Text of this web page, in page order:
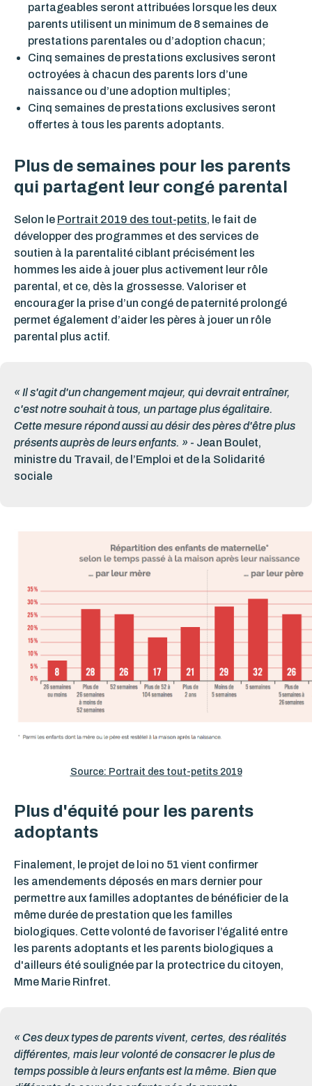
partageables seront attribuées lorsque les deux
parents utilisent un minimum de 8 semaines de
prestations parentales ou d’adoption chacun;
Cinq semaines de prestations exclusives seront
octroyées à chacun des parents lors d’une
naissance ou d’une adoption multiples;
Cinq semaines de prestations exclusives seront
offertes à tous les parents adoptants.
Plus de semaines pour les parents
qui partagent leur congé parental
Selon le Portrait 2019 des tout-petits, le fait de
développer des programmes et des services de
soutien à la parentalité ciblant précisément les
hommes les aide à jouer plus activement leur rôle
parental, et ce, dès la grossesse. Valoriser et
encourager la prise d’un congé de paternité prolongé
permet également d’aider les pères à jouer un rôle
parental plus actif.
« Il s'agit d'un changement majeur, qui devrait entraîner,
c'est notre souhait à tous, un partage plus égalitaire.
Cette mesure répond aussi au désir des pères d'être plus
présents auprès de leurs enfants. » - Jean Boulet,
ministre du Travail, de l’Emploi et de la Solidarité
sociale
Source: Portrait des tout-petits 2019
Plus d'équité pour les parents
adoptants
Finalement, le projet de loi no 51 vient confirmer
les amendements déposés en mars dernier pour
permettre aux familles adoptantes de bénéficier de la
même durée de prestation que les familles
biologiques. Cettevolonté de favoriser l’égalité entre
les parents adoptants et les parents biologiques a
d'ailleurs été soulignée par la protectrice du citoyen,
Mme Marie Rinfret.
« Ces deux types de parents vivent, certes, des réalités
différentes, mais leur volonté de consacrer le plus de
temps possible à leurs enfants est la même. Bien que